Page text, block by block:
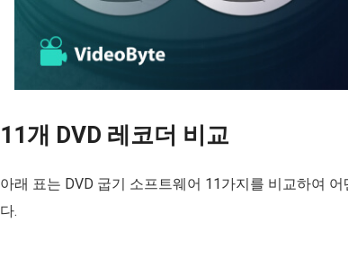
11개 DVD 레코더 비교
아래 표는 DVD 굽기 소프트웨어 11가지를 비교하여
다.